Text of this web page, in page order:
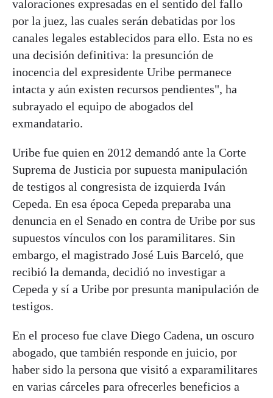
valoraciones expresadas en el sentido del fallo
por la juez, las cuales serán debatidas por los
canales legales establecidos para ello. Esta no es
una decisión definitiva: la presunción de
inocencia del expresidente Uribe permanece
intacta y aún existen recursos pendientes", ha
subrayado el equipo de abogados del
exmandatario.
Uribe fue quien en 2012 demandó ante la Corte
Suprema de Justicia por supuesta manipulación
de testigos al congresista de izquierda Iván
Cepeda. En esa época Cepeda preparaba una
denuncia en el Senado en contra de Uribe por sus
supuestos vínculos con los paramilitares. Sin
embargo, el magistrado José Luis Barceló, que
recibió la demanda, decidió no investigar a
Cepeda y sí a Uribe por presunta manipulación de
testigos.
En el proceso fue clave Diego Cadena, un oscuro
abogado, que también responde en juicio, por
haber sido la persona que visitó a exparamilitares
en varias cárceles para ofrecerles beneficios a